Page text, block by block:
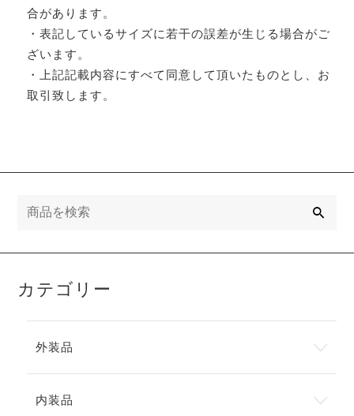
合があります。
・表記しているサイズに若干の誤差が生じる場合がご
ざいます。
・上記記載内容にすべて同意して頂いたものとし、お
取引致します。
カテゴリー
外装品
内装品